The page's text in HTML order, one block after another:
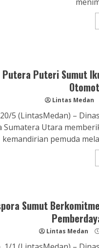
Putera Puteri Sumut
Lintas Medan
5 (LintasMedan) –
Sumatera Utara
kemandirian pemuda
Sumut
Lintas Medan